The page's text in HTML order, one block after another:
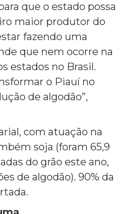
que o estado possa
maior produtor do
fazendo uma
que nem ocorre na
estados no Brasil.
o Piauí no
de algodão”,
com atuação na
soja (foram 65,9
do grão este ano,
de algodão). 90% da